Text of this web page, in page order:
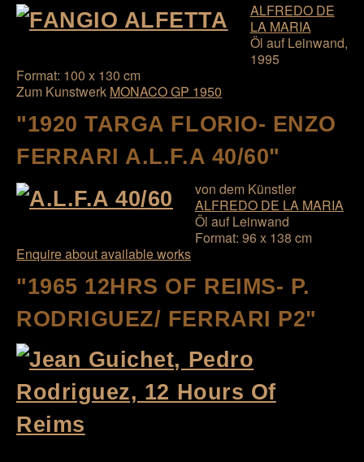
ALFREDO DE
LA MARIA
Öl auf Leinwand,
1995
Format: 100 x 130 cm
Zum Kunstwerk MONACO GP 1950
"1920 TARGA FLORIO- ENZO
FERRARI A.L.F.A 40/60"
von dem Künstler
ALFREDO DE LA MARIA
Öl auf Leinwand
Format: 96 x 138 cm
Enquire about available works
"1965 12HRS OF REIMS- P.
RODRIGUEZ/ FERRARI P2"